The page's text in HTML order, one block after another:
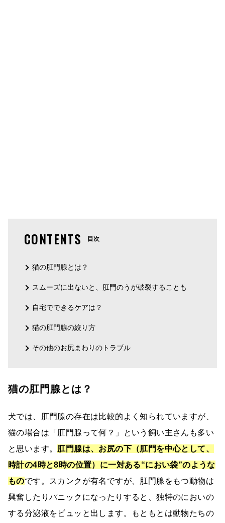
CONTENTS 目次
猫の肛門腺とは？
スムーズに出ないと、肛門のうが破裂することも
自宅でできるケアは？
猫の肛門腺の絞り方
その他のお尻まわりのトラブル
猫の肛門腺とは？
犬では、肛門腺の存在は比較的よく知られていますが、
猫の場合は「肛門腺って何？」という飼い主さんも多い
と思います。 肛門腺は、お尻の下（肛門を中心として、
時計の4時と8時の位置）に一対ある“におい袋”のような
ものです。スカンクが有名ですが、肛門腺をもつ動物は
興奮したりパニックになったりすると、独特のにおいの
する分泌液をビュッと出します。もともとは動物たちの